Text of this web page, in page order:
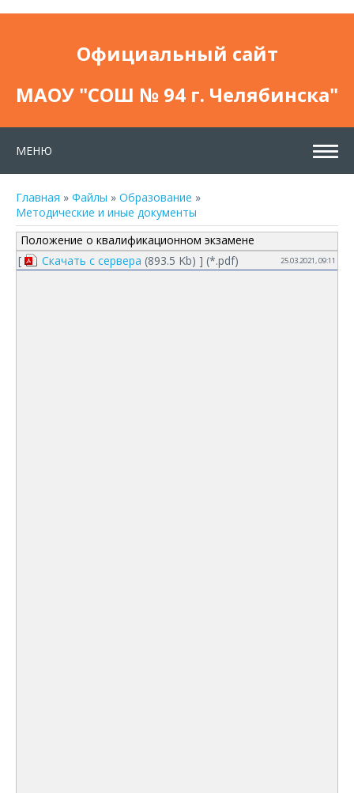
Официальный сайт
МАОУ "СОШ № 94 г. Челябинска"
МЕНЮ
Главная » Файлы » Образование »
Методические и иные документы
Положение о квалификационном экзамене
[
Скачать с сервера (893.5 Kb) ] (*.pdf) 25.03.2021, 09:11